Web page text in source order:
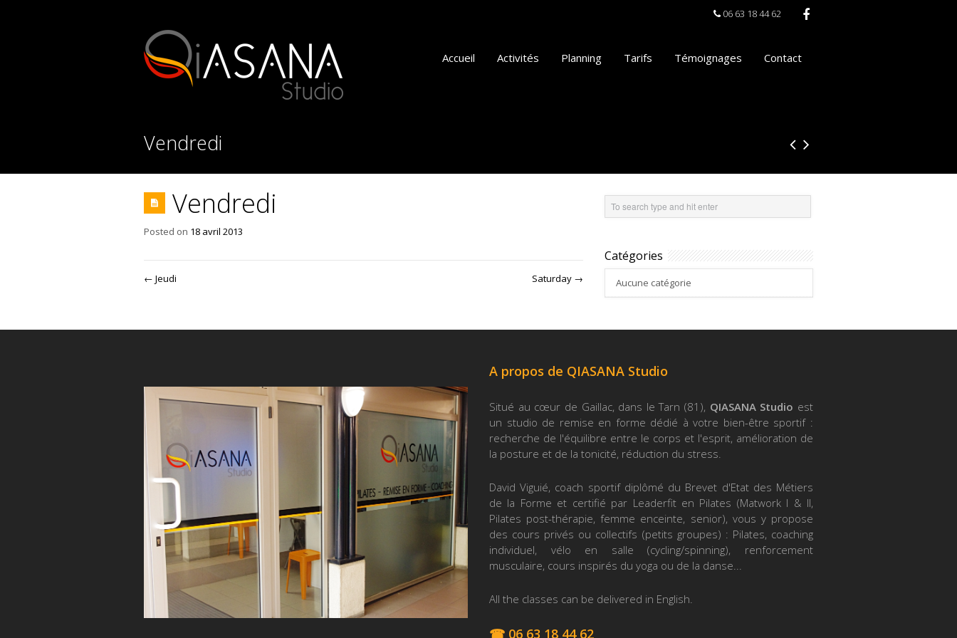
06 63 18 44 62
Accueil Activités Planning Tarifs Témoignages Contact
Vendredi
Vendredi
Posted on 18 avril 2013
← Jeudi Saturday →
Catégories
Aucune catégorie
A propos de QIASANA Studio
Situé au cœur de Gaillac, dans le Tarn (81), QIASANA Studio est
un studio de remise en forme dédié à votre bien-être sportif :
recherche de l'équilibre entre le corps et l'esprit, amélioration de
la posture et de la tonicité, réduction du stress.
David Viguié, coach sportif diplômé du Brevet d'Etat des Métiers
de la Forme et certifié par Leaderfit en Pilates (Matwork I & II,
Pilates post-thérapie, femme enceinte, senior), vous y propose
des cours privés ou collectifs (petits groupes) : Pilates, coaching
individuel, vélo en salle (cycling/spinning), renforcement
musculaire, cours inspirés du yoga ou de la danse...
All the classes can be delivered in English.
☎ 06 63 18 44 62